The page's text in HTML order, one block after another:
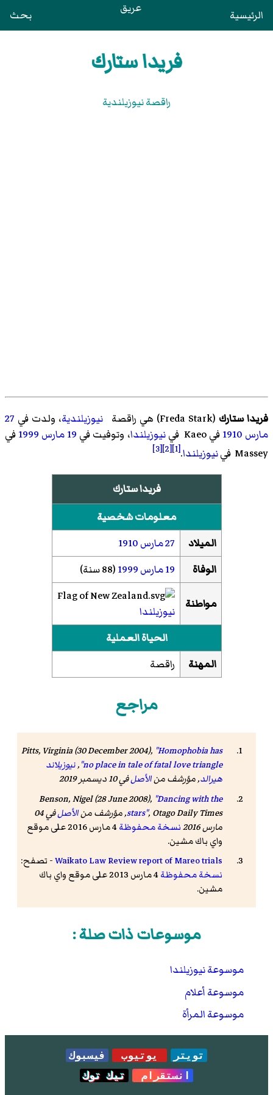
الرئيسية عريق بحث
فريدا ستارك
راقصة نيوزيلندية
فريدا ستارك (
Freda Stark)‏ هي راقصةنيوزيلندية، ولدت في 27
مارس 1910في Kaeo في نيوزيلندا، وتوفيت في 19 مارس 1999في
Massey في
نيوزيلندا.
[1]
[2]
[3]
فريدا ستارك
معلومات شخصية
الميلاد
27 مارس
1910
الوفاة
19 مارس 1999(88 سنة)
مواطنة
نيوزيلندا
الحياة العملية
المهنة
راقصة
مراجع
Pitts, Virginia (30 December 2004), "Homophobia has
no place in tale of fatal love triangle"
,نيوزيلاند
هيرالد, مؤرشف منالأصلفي 10 ديسمبر 2019
Benson, Nigel (28 June 2008), "Dancing with the
stars", Otago Daily Times , مؤرشف منالأصل
في 04
مارس 2016
نسخة محفوظة
4 مارس 2016 على موقع
واي باك مشين.
Waikato Law Review report of Mareo trials- تصفح:
نسخة محفوظة
4 مارس 2013 على موقع واي باك
مشين.
موسوعات ذات صلة :
موسوعة نيوزيلندا
موسوعة أعلام
موسوعة المرأة
تويتر يوتيوب
فيسبوك
انستقرام
تيك توك